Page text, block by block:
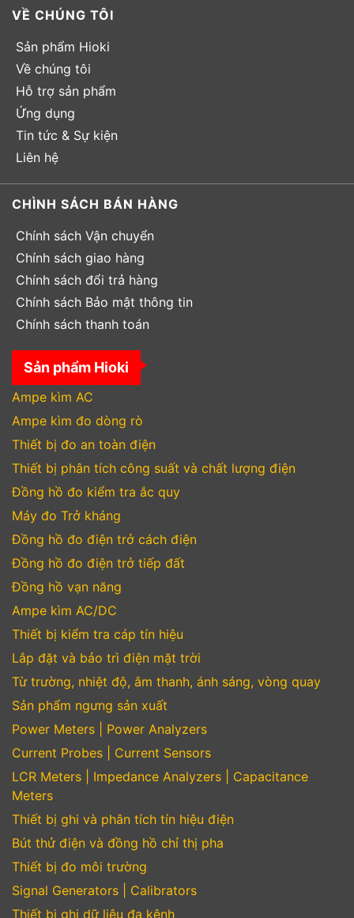
VỀ CHÚNG TÔI
Sản phẩm Hioki
Về chúng tôi
Hỗ trợ sản phẩm
Ứng dụng
Tin tức & Sự kiện
Liên hệ
CHÌNH SÁCH BÁN HÀNG
Chính sách Vận chuyển
Chính sách giao hàng
Chính sách đổi trả hàng
Chính sách Bảo mật thông tin
Chính sách thanh toán
Sản phẩm Hioki
Ampe kìm AC
Ampe kìm đo dòng rò
Thiết bị đo an toàn điện
Thiết bị phân tích công suất và chất lượng điện
Đồng hồ đo kiểm tra ắc quy
Máy đo Trở kháng
Đồng hồ đo điện trở cách điện
Đồng hồ đo điện trở tiếp đất
Đồng hồ vạn năng
Ampe kìm AC/DC
Thiết bị kiểm tra cáp tín hiệu
Lắp đặt và bảo trì điện mặt trời
Từ trường, nhiệt độ, âm thanh, ánh sáng, vòng quay
Sản phẩm ngưng sản xuất
Power Meters | Power Analyzers
Current Probes | Current Sensors
LCR Meters | Impedance Analyzers | Capacitance
Meters
Thiết bị ghi và phân tích tín hiệu điện
Bút thử điện và đồng hồ chỉ thị pha
Thiết bị đo môi trường
Signal Generators | Calibrators
Thiết bị ghi dữ liệu đa kênh